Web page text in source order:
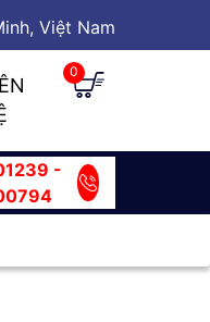
Việt Nam
0
-